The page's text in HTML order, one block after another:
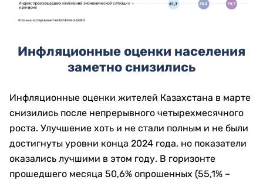
Инфляционные оценки населения
заметно снизились
Инфляционные оценки жителей Казахстана в марте
снизились после непрерывного четырехмесячного
роста. Улучшение хоть и не стали полным и не были
достигнуты уровни конца 2024 года, но показатели
оказались лучшими в этом году. В горизонте
прошедшего месяца 50,6% опрошенных (55,1% –